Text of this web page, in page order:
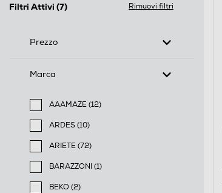
Filtri Attivi (7) Rimuovi filtri
Prezzo
Marca
AAAMAZE (12)
Filtra per Marca: AAAMAZE
ARDES (10)
Filtra per Marca: ARDES
ARIETE (72)
Filtra per Marca: ARIETE
BARAZZONI (1)
Filtra per Marca: BARAZZONI
BEKO (2)